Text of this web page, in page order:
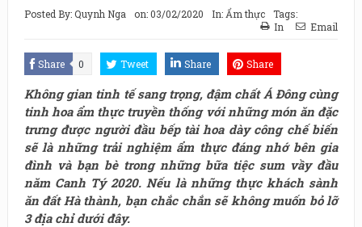
Posted By:Quynh Nga on:03/02/2020 In: Ẩm thực
Tags:
In
Email
Share 0 Tweet Share Share
Không gian tinh tế sang trọng, đậm chất Á Đông cùng
tinh hoa ẩm thực truyền thống với những món ăn đặc
trưng được người đầu bếp tài hoa dày công chế biến
sẽ là những trải nghiệm ẩm thực đáng nhớ bên gia
đình và bạn bè trong những bữa tiệc sum vầy đầu
năm Canh Tý 2020. Nếu là những thực khách sành
ăn đất Hà thành, bạn chắc chắn sẽ không muốn bỏ lỡ
3 địa chỉ dưới đây.